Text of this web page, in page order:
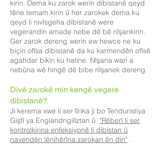
kirin. Dema ku zarok werin dibistanê qeyd
têne temam kirin û her zarokek dema ku
qeyd li nivîsgeha dibistanê were
vegerandin amade nebe dê bê nîşankirin.
Ger zarok dereng werin ew hewce ne ku
biçin ofîsa dibistanê da ku karmendên ofîsê
agahdar bikin ku hatine. Nîşana wan a
nebûna wê hingê dê bibe nîşanek dereng.
Divê zarokê min kengê vegere
dibistanê?
Ji kerema xwe li ser lînka ji bo Tenduristiya
Giştî ya Englandngilîztan û "Rêberî li ser
kontrolkirina enfeksiyonê li dibistan û
navendên lênihêrîna zarokan ên din" .